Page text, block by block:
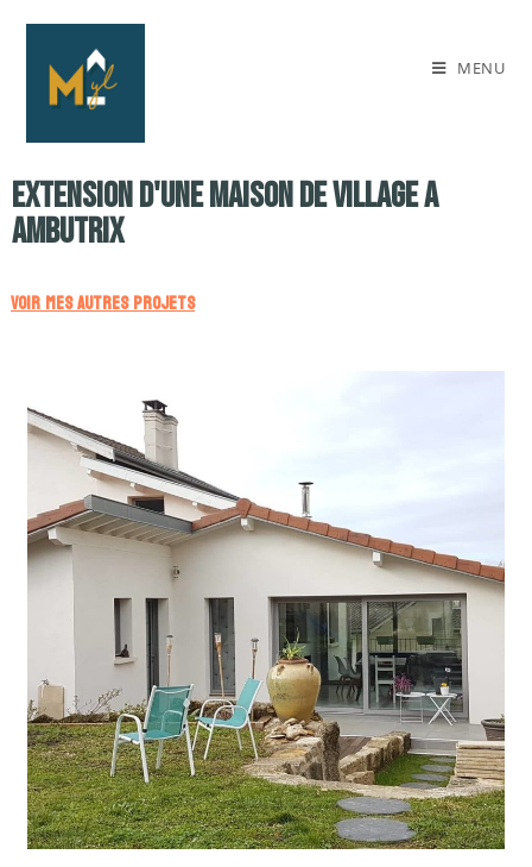
MENU
extension d'UNE MAISON DE VILLAGE A
AMBUTRIX
VOIR MES AUTRES PROJETS